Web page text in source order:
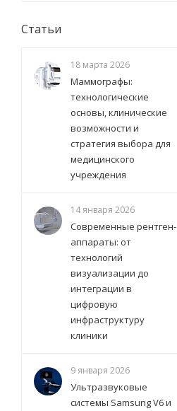
Статьи
18 марта 2026
Маммографы:
технологические
основы, клинические
возможности и
стратегия выбора для
медицинского
учреждения
14 января 2026
Современные рентген-
аппараты: от
технологий
визуализации до
интеграции в
цифровую
инфраструктуру
клиники
9 января 2026
Ультразвуковые
системы Samsung V6 и